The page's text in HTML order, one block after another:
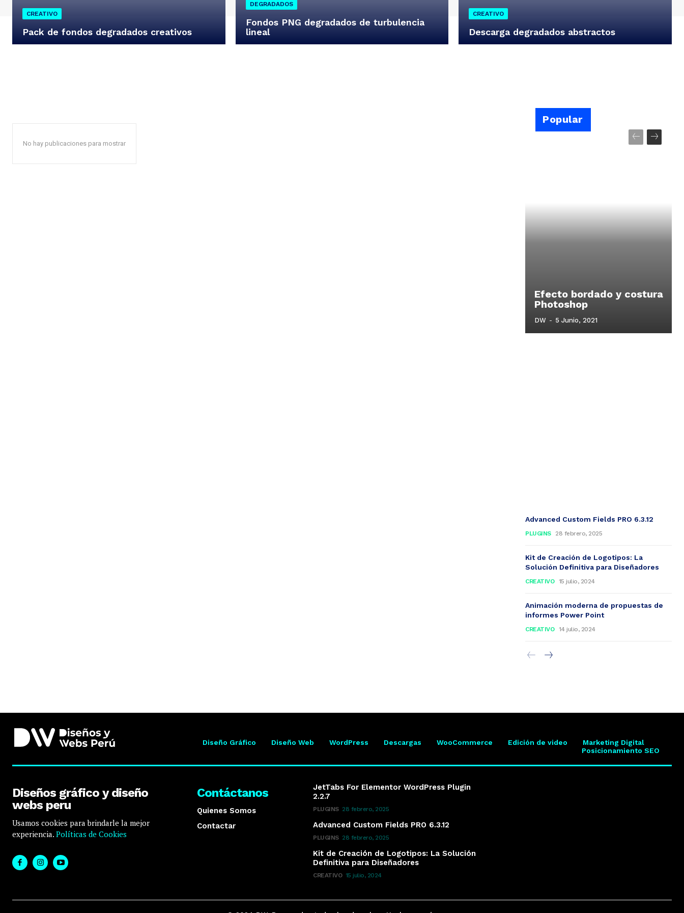
CREATIVO
Pack de fondos degradados creativos
DEGRADADOS
Fondos PNG degradados de turbulencia
lineal
CREATIVO
Descarga degradados abstractos
No hay publicaciones para mostrar
Popular
Efecto bordado y costura
Photoshop
DW - 5 Junio, 2021
Advanced Custom Fields PRO 6.3.12
PLUGINS 28 febrero, 2025
Kit de Creación de Logotipos: La
Solución Definitiva para Diseñadores
CREATIVO 15 julio, 2024
Animación moderna de propuestas de
informes Power Point
CREATIVO 14 julio, 2024
Diseño Gráfico Diseño Web WordPress Descargas WooCommerce Edición de video
Marketing Digital
Posicionamiento SEO
Diseños gráfico y diseño
webs peru
Usamos cookies para brindarle la mejor
experiencia. Políticas de Cookies
Contáctanos
Quienes Somos
Contactar
JetTabs For Elementor WordPress Plugin
2.2.7
PLUGINS 28 febrero, 2025
Advanced Custom Fields PRO 6.3.12
PLUGINS 28 febrero, 2025
Kit de Creación de Logotipos: La Solución
Definitiva para Diseñadores
CREATIVO 15 julio, 2024